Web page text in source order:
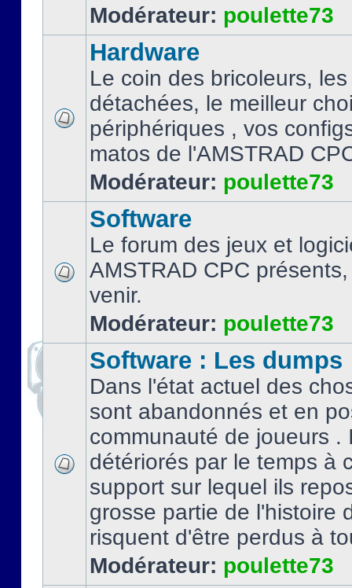
Modérateur: poulette73
Hardware
Le coin des bricoleurs,
détachées, le meilleur
périphériques , vos
matos de l'AMSTRAD
Modérateur: poulette73
Software
Le forum des jeux et
AMSTRAD CPC
venir.
Modérateur: poulette73
Software : Les dumps
Dans l'état actuel des
sont abandonnés et en
communauté de joueurs .
détériorés par le temps à
support sur lequel ils
grosse partie de l'histoire
risquent d'être perdus à
Modérateur: poulette73